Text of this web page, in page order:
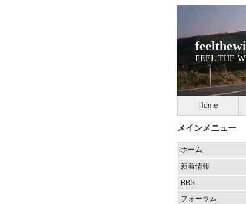
FEEL THE
Home
メインメニュー
ホーム
新着情報
BBS
フォーラム